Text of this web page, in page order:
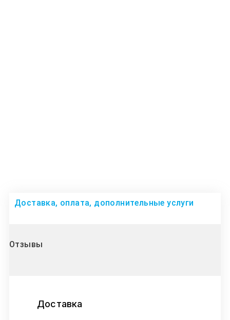
Доставка, оплата, дополнительные услуги
Отзывы
Доставка